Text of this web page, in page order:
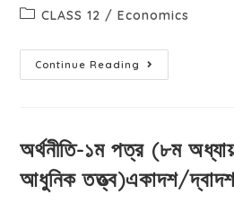
CLASS 12 / Economics
Continue Reading
অর্থনীতি-১ম পত্র (৮ম
আধুনিক তত্ত্ব)একাদশ/